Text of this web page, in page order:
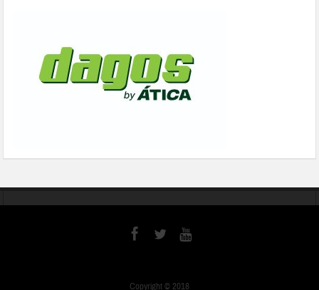
Copyright © 2018